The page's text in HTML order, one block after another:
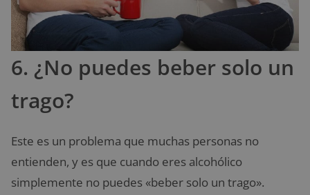
6. ¿No puedes beber solo un
trago?
Este es un problema que muchas personas no
entienden, y es que cuando eres alcohólico
simplemente no puedes «beber solo un trago».